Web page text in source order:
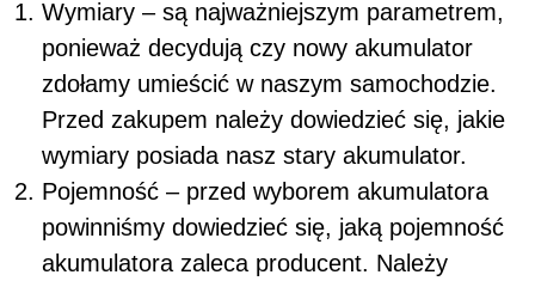
Wymiary – są najważniejszym parametrem,
ponieważ decydują czy nowy akumulator
zdołamy umieścić w naszym samochodzie.
Przed zakupem należy dowiedzieć się, jakie
wymiary posiada nasz stary akumulator.
Pojemność – przed wyborem akumulatora
powinniśmy dowiedzieć się, jaką pojemność
akumulatora zaleca producent. Należy